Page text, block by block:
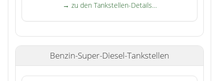
→ zu den Tankstellen-Details…
Benzin-Super-Diesel-Tankstellen